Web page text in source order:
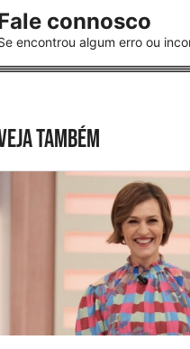
connosco
encontrou algum erro ou
TAMBÉM